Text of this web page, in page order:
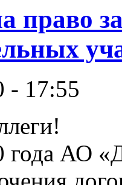
право
- 17:55
АО